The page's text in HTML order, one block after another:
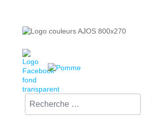
Rechercher sur le site :